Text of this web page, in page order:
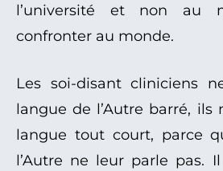
l’université et non au
confronter au monde.
Les soi-disant cliniciens
langue de l’Autre barré, ils
langue tout court, parce
l’Autre ne leur parle pas.